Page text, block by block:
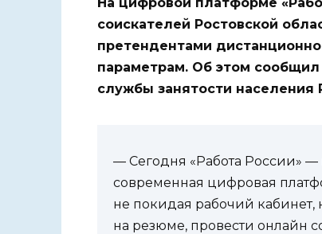
соискателей Ростовской
претендентами
параметрам. Об этом сообщил
службы занятости населения
— Сегодня «Работа России» —
современная цифровая
не покидая рабочий кабинет,
на резюме, провести онлайн